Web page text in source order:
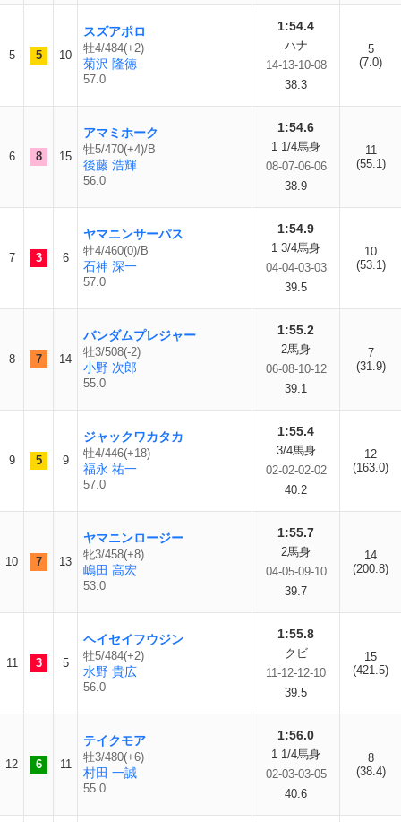
5 5 10
スズアポロ
牡4/484(+2)
菊沢 隆徳
57.0
1:54.4
ハナ
14-13-10-08
38.3
5
(7.0)
6 8 15
アマミホーク
牡5/470(+4)/B
後藤 浩輝
56.0
1:54.6
1 1/4馬身
08-07-06-06
38.9
11
(55.1)
7 3 6
ヤマニンサーパス
牡4/460(0)/B
石神 深一
57.0
1:54.9
1 3/4馬身
04-04-03-03
39.5
10
(53.1)
8 7 14
バンダムプレジャー
牡3/508(-2)
小野 次郎
55.0
1:55.2
2馬身
06-08-10-12
39.1
7
(31.9)
9 5 9
ジャックワカタカ
牡4/446(+18)
福永 祐一
57.0
1:55.4
3/4馬身
02-02-02-02
40.2
12
(163.0)
10 7 13
ヤマニンロージー
牝3/458(+8)
嶋田 高宏
53.0
1:55.7
2馬身
04-05-09-10
39.7
14
(200.8)
11 3 5
ヘイセイフウジン
牡5/484(+2)
水野 貴広
56.0
1:55.8
クビ
11-12-12-10
39.5
15
(421.5)
12 6 11
テイクモア
牡3/480(+6)
村田 一誠
55.0
1:56.0
1 1/4馬身
02-03-03-05
40.6
8
(38.4)